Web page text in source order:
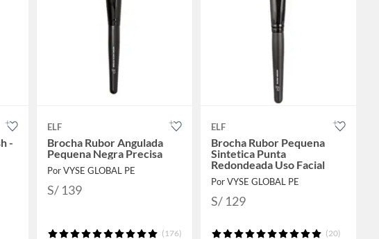
-
ELF
Brocha Rubor Angulada
Pequena Negra Precisa
Por VYSE GLOBAL PE
S/ 139
(176)
ELF
Brocha Rubor Pequena
Sintetica Punta
Redondeada Uso Facial
Por VYSE GLOBAL PE
S/ 129
(20)